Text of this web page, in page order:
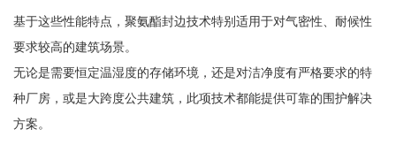
基于这些性能特点，聚氨酯封边技术特别适用于对气密性、耐候性
要求较高的建筑场景。
无论是需要恒定温湿度的存储环境，还是对洁净度有严格要求的特
种厂房，或是大跨度公共建筑，此项技术都能提供可靠的围护解决
方案。